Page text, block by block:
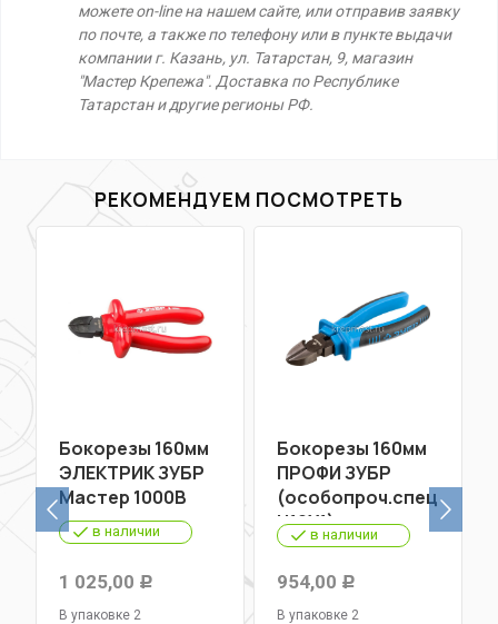
можете on-line на нашем сайте, или отправив заявку
по почте, а также по телефону или в пункте выдачи
компании г. Казань, ул. Татарстан, 9, магазин
"Мастер Крепежа". Доставка по Республике
Татарстан и другие регионы РФ.
РЕКОМЕНДУЕМ ПОСМОТРЕТЬ
Бокорезы 160мм
ЭЛЕКТРИК ЗУБР
Мастер 1000В
в наличии
1 025,00 Р
В упаковке 2
Бокорезы 160мм
ПРОФИ ЗУБР
Н12Х1)
в наличии
954,00 Р
В упаковке 2